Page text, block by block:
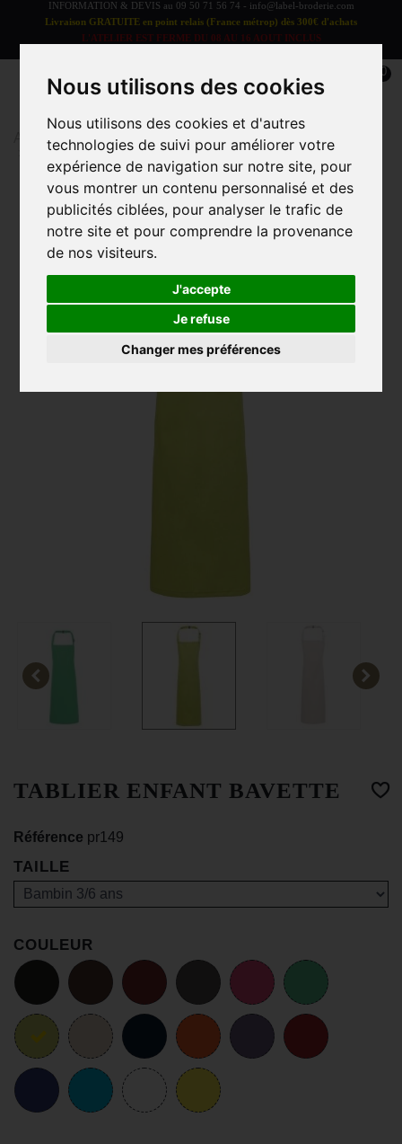
Nous utilisons des cookies
Nous utilisons des cookies et d'autres
technologies de suivi pour améliorer votre
expérience de navigation sur notre site, pour
vous montrer un contenu personnalisé et des
publicités ciblées, pour analyser le trafic de
notre site et pour comprendre la provenance
de nos visiteurs.
J'accepte
Je refuse
Changer mes préférences
INFORMATION & DEVIS au 09 50 71 56 74 - info@label-broderie.com
Livraison GRATUITE en point relais (France métrop) dès 300€ d'achats
L'ATELIER EST FERME DU 08 AU 16 AOUT INCLUS
0
Accueil > Vêtements et Accessoires >
Tablier Enfant bavette
TABLIER ENFANT BAVETTE
Référence pr149
TAILLE
COULEUR